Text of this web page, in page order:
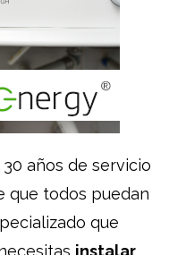
años de servicio
que todos puedan
que
instalar